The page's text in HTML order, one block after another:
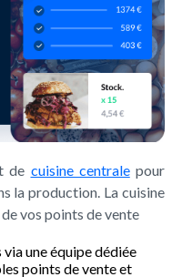
de cuisine centralepour
la production. La cuisine
vos points de vente
une équipe dédiée
points de vente et